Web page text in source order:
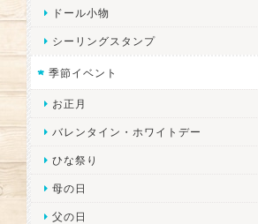
ドール小物
シーリングスタンプ
季節イベント
お正月
バレンタイン・ホワイトデー
ひな祭り
母の日
父の日